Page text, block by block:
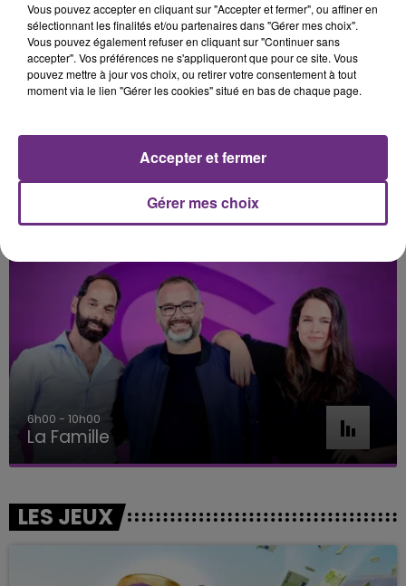
What You Want One Track Mind
A L'ANTENNE
10h00 - 14h00
LE TICKET DE CAISSE
LES JEUX
Vous pouvez accepter en cliquant sur "Accepter et fermer", ou affiner en
sélectionnant les finalités et/ou partenaires dans "Gérer mes choix".
Vous pouvez également refuser en cliquant sur "Continuer sans
accepter". Vos préférences ne s'appliqueront que pour ce site. Vous
pouvez mettre à jour vos choix, ou retirer votre consentement à tout
moment via le lien "Gérer les cookies" situé en bas de chaque page.
Gérer mes choix
Accepter et fermer